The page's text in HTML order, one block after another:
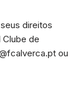
direitos
de
ou